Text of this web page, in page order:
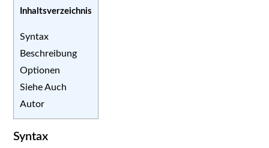
Inhaltsverzeichnis
Syntax
Beschreibung
Optionen
Siehe Auch
Autor
Syntax